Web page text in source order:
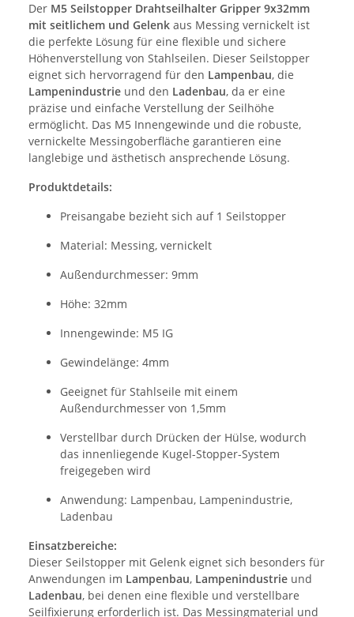
Der M5 Seilstopper Drahtseilhalter Gripper 9x32mm
mit seitlichem und Gelenk aus Messing vernickelt ist
die perfekte Lösung für eine flexible und sichere
Höhenverstellung von Stahlseilen. Dieser Seilstopper
eignet sich hervorragend für den Lampenbau, die
Lampenindustrie und den Ladenbau, da er eine
präzise und einfache Verstellung der Seilhöhe
ermöglicht. Das M5 Innengewinde und die robuste,
vernickelte Messingoberfläche garantieren eine
langlebige und ästhetisch ansprechende Lösung.
Produktdetails:
Preisangabe bezieht sich auf 1 Seilstopper
Material: Messing, vernickelt
Außendurchmesser: 9mm
Höhe: 32mm
Innengewinde: M5 IG
Gewindelänge: 4mm
Geeignet für Stahlseile mit einem
Außendurchmesser von 1,5mm
Verstellbar durch Drücken der Hülse, wodurch
das innenliegende Kugel-Stopper-System
freigegeben wird
Anwendung: Lampenbau, Lampenindustrie,
Ladenbau
Einsatzbereiche:
Dieser Seilstopper mit Gelenk eignet sich besonders für
Anwendungen im Lampenbau, Lampenindustrie und
Ladenbau, bei denen eine flexible und verstellbare
Seilfixierung erforderlich ist. Das Messingmaterial und